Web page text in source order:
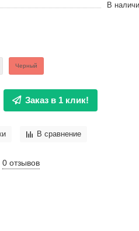
В
Черный
Заказ в 1 клик!
В сравнение
0 отзывов